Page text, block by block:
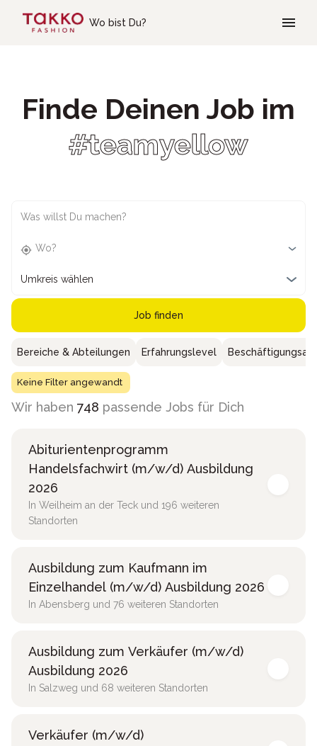
Wo bist Du?
Finde Deinen Job im
#teamyellow
Was willst Du machen?
Wo?
Umkreis wählen
Job finden
Bereiche & Abteilungen Erfahrungslevel
Keine Filter angewandt
Wir haben 748 passende Jobs für Dich
Abiturientenprogramm
Handelsfachwirt (m/w/d) Ausbildung
2026
In Weilheim an der Teck und 196 weiteren
Standorten
Ausbildung zum Kaufmann im
Einzelhandel (m/w/d) Ausbildung 2026
In Abensberg und 76 weiteren Standorten
Ausbildung zum Verkäufer (m/w/d)
Ausbildung 2026
In Salzweg und 68 weiteren Standorten
Verkäufer (m/w/d)